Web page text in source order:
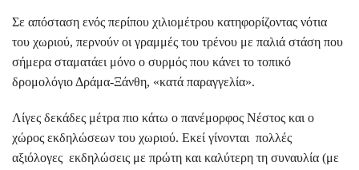
Σε απόσταση ενός περίπου χιλιομέτρου κατηφορίζοντας νότια
του χωριού, περνούν οι γραμμές του τρένου με παλιά στάση που
σήμερα σταματάει μόνο ο συρμός που κάνει το τοπικό
δρομολόγιο Δράμα-Ξάνθη, «κατά παραγγελία».
Λίγες δεκάδες μέτρα πιο κάτω ο πανέμορφος Νέστος και ο
χώρος εκδηλώσεων του χωριού. Εκεί γίνονται πολλές
αξιόλογες εκδηλώσεις με πρώτη και καλύτερη τη συναυλία (με